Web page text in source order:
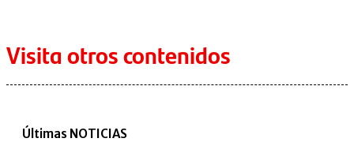
Visita otros contenidos
Últimas NOTICIAS